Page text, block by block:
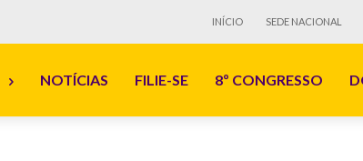
INÍCIO SEDE NACIONAL
NOTÍCIAS FILIE-SE 8º CONGRESSO